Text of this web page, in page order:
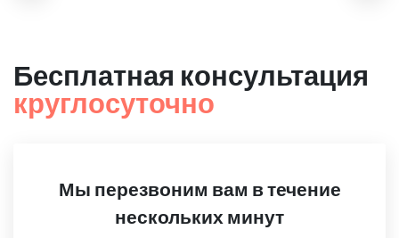
Бесплатная консультация
круглосуточно
Мы перезвоним вам в течение
нескольких минут